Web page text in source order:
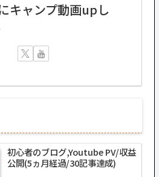
キャンプ動画upし
初心者のブログ,Youtube PV/収益
公開(5ヵ月経過/30記事達成)